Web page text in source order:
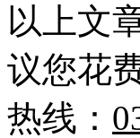
以上文
议您花
热线：